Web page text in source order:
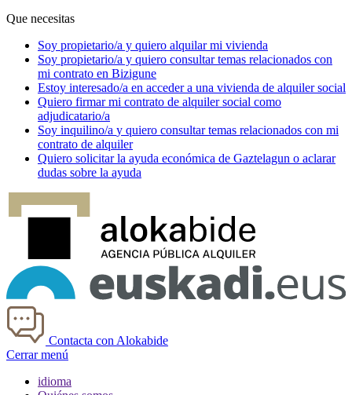
Que necesitas
Soy propietario/a y quiero alquilar mi vivienda
Soy propietario/a y quiero consultar temas relacionados con
mi contrato en Bizigune
Estoy interesado/a en acceder a una vivienda de alquiler social
Quiero firmar mi contrato de alquiler social como
adjudicatario/a
Soy inquilino/a y quiero consultar temas relacionados con mi
contrato de alquiler
Quiero solicitar la ayuda económica de Gaztelagun o aclarar
dudas sobre la ayuda
Contacta con Alokabide
Cerrar menú
idioma